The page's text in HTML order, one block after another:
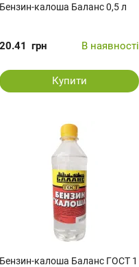
Бензин-калоша Баланс 0,5 л
20.41 грн В наявності
Купити
Бензин-калоша Баланс ГОСТ 1